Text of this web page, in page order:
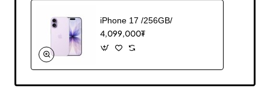
iPhone 17 /256GB/
4,099,000₮